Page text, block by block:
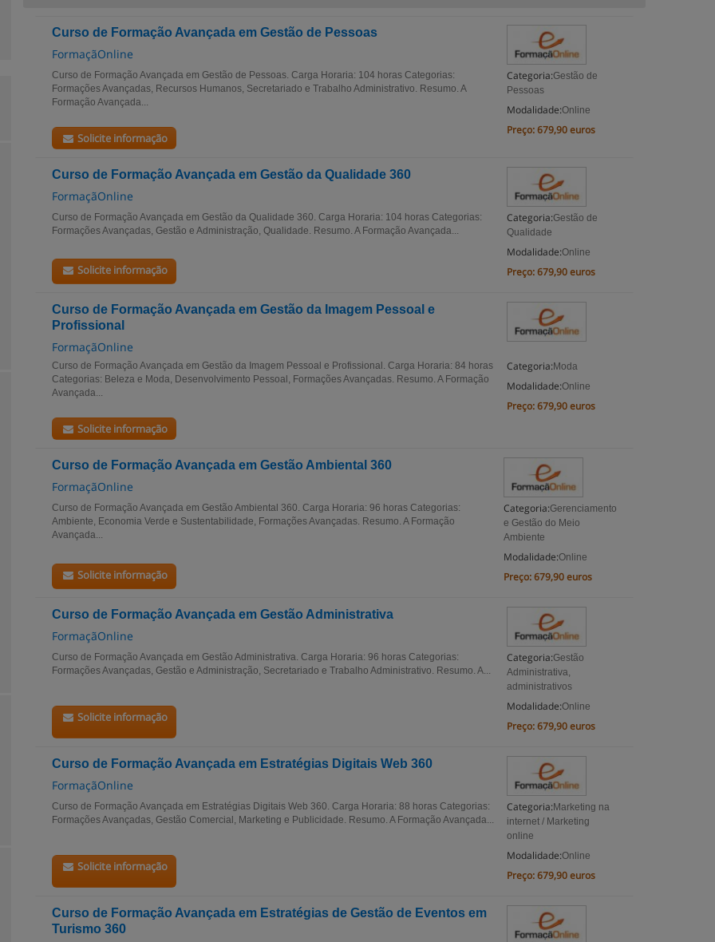
Curso de Formação Avançada em Gestão de Pessoas
FormaçãOnline
Categoria:Gestão de
Pessoas
Modalidade:Online
Preço:679,90 euros
Curso de Formação Avançada em Gestão de Pessoas. Carga Horaria: 104 horas Categorias:
Formações Avançadas, Recursos Humanos, Secretariado e Trabalho Administrativo. Resumo. A
Formação Avançada...
Solicite informação
Curso de Formação Avançada em Gestão da Qualidade 360
FormaçãOnline
Categoria:Gestão de
Qualidade
Modalidade:Online
Preço:679,90 euros
Curso de Formação Avançada em Gestão da Qualidade 360. Carga Horaria: 104 horas Categorias:
Formações Avançadas, Gestão e Administração, Qualidade. Resumo. A Formação Avançada...
Solicite informação
Curso de Formação Avançada em Gestão da Imagem Pessoal e
Profissional
FormaçãOnline
Categoria: Moda
Modalidade:Online
Preço:679,90 euros
Curso de Formação Avançada em Gestão da Imagem Pessoal e Profissional. Carga Horaria: 84 horas
Categorias: Beleza e Moda, Desenvolvimento Pessoal, Formações Avançadas. Resumo. A Formação
Avançada...
Solicite informação
Curso de Formação Avançada em Gestão Ambiental 360
FormaçãOnline
Categoria:Gerenciamento
e Gestão do Meio
Ambiente
Modalidade:Online
Preço:679,90 euros
Curso de Formação Avançada em Gestão Ambiental 360. Carga Horaria: 96 horas Categorias:
Ambiente, Economia Verde e Sustentabilidade, Formações Avançadas. Resumo. A Formação
Avançada...
Solicite informação
Curso de Formação Avançada em Gestão Administrativa
FormaçãOnline
Categoria:Gestão
Administrativa,
administrativos
Modalidade:Online
Preço:679,90 euros
Curso de Formação Avançada em Gestão Administrativa. Carga Horaria: 96 horas Categorias:
Formações Avançadas, Gestão e Administração, Secretariado e Trabalho Administrativo. Resumo. A...
Solicite informação
Curso de Formação Avançada em Estratégias Digitais Web 360
FormaçãOnline
Categoria: Marketing na
internet / Marketing
online
Modalidade:Online
Preço:679,90 euros
Curso de Formação Avançada em Estratégias Digitais Web 360. Carga Horaria: 88 horas Categorias:
Formações Avançadas, Gestão Comercial, Marketing e Publicidade. Resumo. A Formação Avançada...
Solicite informação
Curso de Formação Avançada em Estratégias de Gestão de Eventos em
Turismo 360